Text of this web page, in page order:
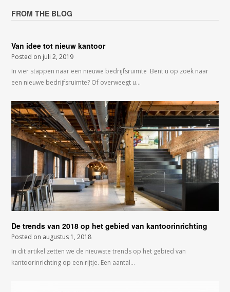
FROM THE BLOG
Van idee tot nieuw kantoor
Posted on juli 2, 2019
In vier stappen naar een nieuwe bedrijfsruimte Bent u op zoek naar
een nieuwe bedrijfsruimte? Of overweegt u…
De trends van 2018 op het gebied van kantoorinrichting
Posted on augustus 1, 2018
In dit artikel zetten we de nieuwste trends op het gebied van
kantoorinrichting op een rijtje. Een aantal…